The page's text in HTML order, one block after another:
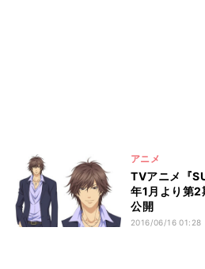
アニメ
TVアニメ『
年1月より第2
公開
2016/06/16 01:28